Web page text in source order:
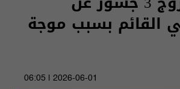
القائم بسبب موجة
2026-06-01 | 06:05